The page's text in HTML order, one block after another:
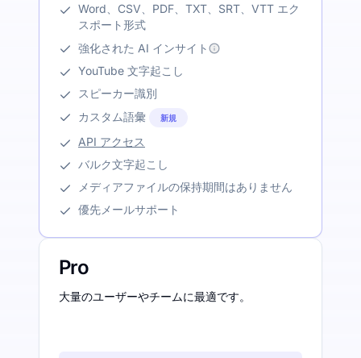
Word、CSV、PDF、TXT、SRT、VTT エク
スポート形式
強化された AI インサイト
YouTube 文字起こし
スピーカー識別
カスタム語彙
新規
API アクセス
バルク文字起こし
メディアファイルの保持期間はありません
優先メールサポート
Pro
大量のユーザーやチームに最適です。